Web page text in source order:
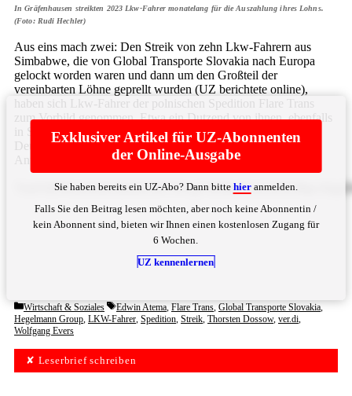
In Gräfenhausen streikten 2023 Lkw-Fahrer monatelang für die Auszahlung ­ihres Lohns.
(Foto: Rudi Hechler)
Aus eins mach zwei: Den Streik von zehn Lkw-Fahrern aus
Simbabwe, die von Global Transporte Slovakia nach Europa
gelockt worden waren und dann um den Großteil der
vereinbarten Löhne geprellt wurden (UZ berichtete online),
haben sich Lkw-Fahrer der polnischen Spedition Flare Trans
zum Vorbild genommen. Etwa ein Dutzend von ihnen, ebenfalls
in Simbabwe angeworben, streiken auf Rastplätzen in ganz
Deutschland. An Flare Trans sind die deutschen Spediteure
Anton und Siegfried Hegelmann ... Bittehieranmelden
Exklusiver Artikel für UZ-Abonnenten
der Online-Ausgabe
Sie haben bereits ein UZ-Abo? Dann bitte hieranmelden.
Falls Sie den Beitrag lesen möchten, aber noch keine Abonnentin /
kein Abonnent sind, bieten wir Ihnen einen kostenlosen Zugang für
6 Wochen.
UZ kennenlernen
Categories
Wirtschaft & Soziales Tags
Edwin Atema, Flare Trans, Global Transporte Slovakia,
Hegelmann Group, LKW-Fahrer, Spedition, Streik, Thorsten Dossow, ver.di,
Wolfgang Evers
✘ Leserbrief schreiben